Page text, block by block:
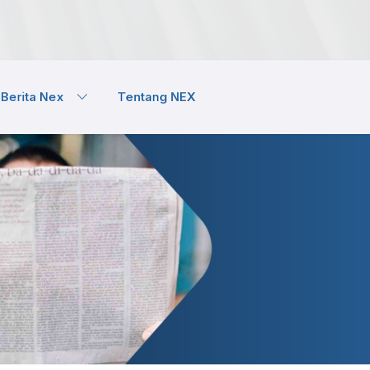
Berita Nex Tentang NEX